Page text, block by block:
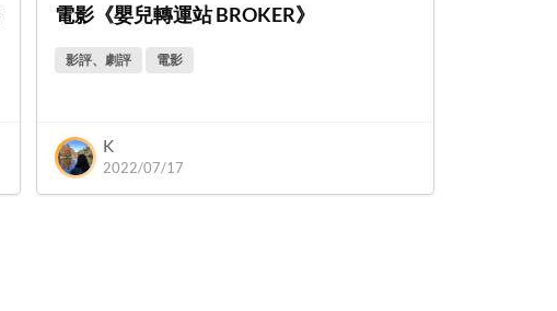
電影《嬰兒轉運站 BROKER》
影評、劇評 電影
K
2022/07/17